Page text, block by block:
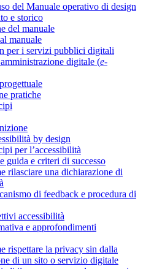
del Manuale operativo di design
e storico
del manuale
manuale
per i servizi pubblici digitali
digitale (e-
pratiche
by design
per l’accessibilità
guida e criteri di successo
rilasciare una dichiarazione di
di feedback e procedura di
accessibilità
e approfondimenti
rispettare la privacy sin dalla
di un sito o servizio digitale